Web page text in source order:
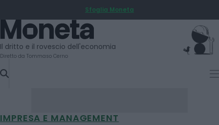
TO
CONTENT
Sfoglia Moneta
Moneta
Il dritto e il rovescio dell'economia
Diretto da Tommaso Cerno
IMPRESA E MANAGEMENT